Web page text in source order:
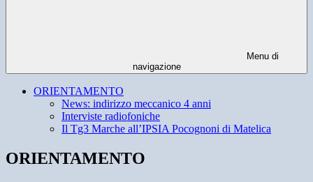
Menu di
navigazione
ORIENTAMENTO
News: indirizzo meccanico 4 anni
Interviste radiofoniche
Il Tg3 Marche all’IPSIA Pocognoni di Matelica
ORIENTAMENTO